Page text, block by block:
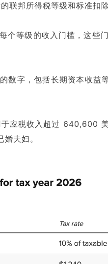
联邦所得税等级和标准扣除
个等级的收入门槛，这些
数字，包括长期资本收益
应税收入超过 640,600
夫妇。